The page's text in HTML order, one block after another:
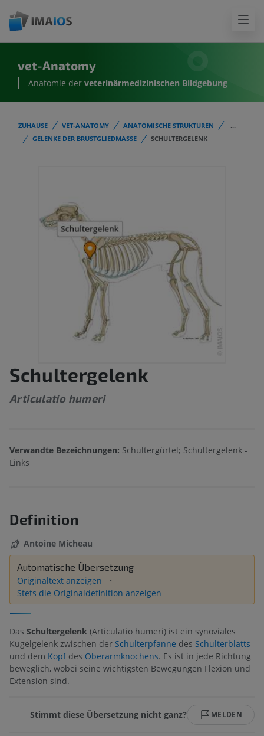
vet-Anatomy
Anatomie der veterinärmedizinischen Bildgebung
ZUHAUSE VET-ANATOMY ANATOMISCHE STRUKTUREN
...
GELENKE DER BRUSTGLIEDMASSE
SCHULTERGELENK
Schultergelenk
Articulatio humeri
Verwandte Bezeichnungen: Schultergürtel; Schultergelenk -
Links
Definition
Antoine Micheau
Automatische Übersetzung
Originaltext anzeigen
Stets die Originaldefinition anzeigen
Das Schultergelenk (Articulatio humeri) ist ein synoviales
Kugelgelenk zwischen der Schulterpfanne des Schulterblatts
und dem Kopf des Oberarmknochens. Es ist in jede Richtung
beweglich, wobei seine wichtigsten Bewegungen Flexion und
Extension sind.
Stimmt diese Übersetzung nicht ganz? MELDEN